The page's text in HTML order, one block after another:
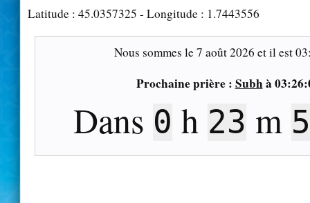
Latitude : 45.0357325 - Longitude : 1.7443556
Nous sommes le7 août 2026 et il est
Prochaine prière : Subhà
Dans 0 h 23 m